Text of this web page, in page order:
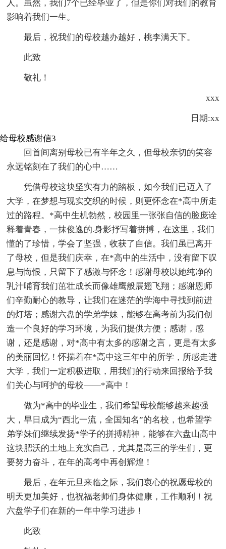
人。虽然，我们7个已经毕业了，但是你们对我们的教育
影响着我们一生。
最后，祝我们的母校越办越好，桃李满天下。
此致
敬礼！
xxx
日期:xx
给母校感谢信3
回首间离别母校已有半年之久，但母校亲切的笑容
永远铭刻在了我们的心中……
凭借母校这块坚实有力的踏板，如今我们已迈入了
大学，在梦想与现实交织的时候，则更怀念在*高中所走
过的路程。*高中生机勃然，校园里一张张自信的脸庞诠
释着青春，一抹俊逸的.身影抒写着拼搏，在这里，我们
懂的了珍惜，学会了坚强，收获了自信。我们虽已离开
了母校，但是我们庆幸，在*高中的生活中，没有留下叹
息与悔恨，只留下了感激与怀念！感谢母校以她纯净的
乳汁哺育我们茁壮成长而像雄鹰般展翅飞翔；感谢恩师
们辛勤耐心的教导，让我们在迷茫的学海中寻找到前进
的灯塔；感谢六盘的学弟学妹，能够在高考前为我们创
造一个良好的学习环境，为我们提供方便；感谢，感
谢，还是感谢，对*高中有太多的感谢之言，更是有太多
的美丽回忆！怀揣着在*高中这三年中的所学，所感走进
大学，我们一定积极进取，用我们的行动来回报给予我
们关心与呵护的母校——*高中！
做为*高中的毕业生，我们希望母校能够越来越强
大，早日成为“西北一流，全国知名”的名校，也希望学
弟学妹们继续发扬*学子的拼搏精神，能够在六盘山高中
这块肥沃的土地上充实自己，尤其是高三的学生们，更
要努力奋斗，在年的高考中再创辉煌！
最后，在年元旦来临之际，我们衷心的祝愿母校的
明天更加美好，也祝福老师们身体健康，工作顺利！祝
六盘学子们在新的一年中学习进步！
此致